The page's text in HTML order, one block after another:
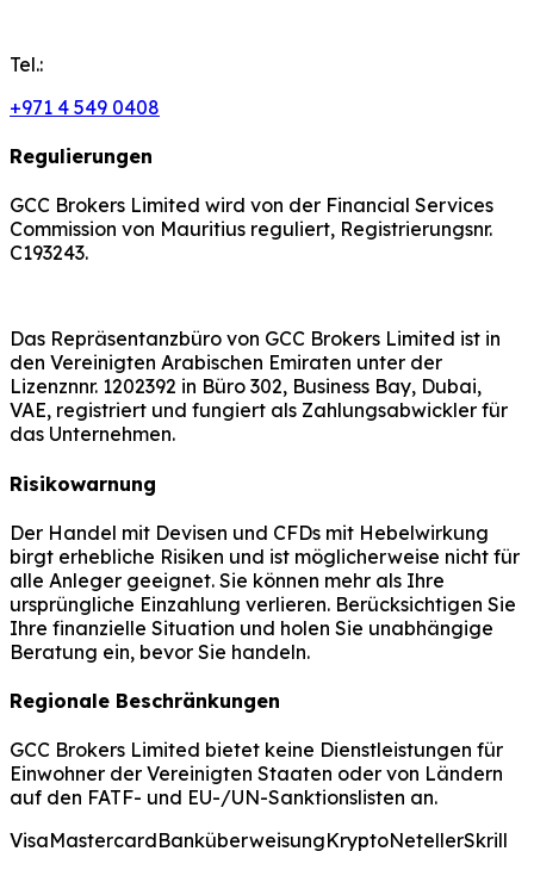
Tel.:
+971 4 549 0408
Regulierungen
GCC Brokers Limited wird von der Financial Services
Commission von Mauritius reguliert, Registrierungsnr.
C193243.
Das Repräsentanzbüro von GCC Brokers Limited ist in
den Vereinigten Arabischen Emiraten unter der
Lizenznnr. 1202392 in Büro 302, Business Bay, Dubai,
VAE, registriert und fungiert als Zahlungsabwickler für
das Unternehmen.
Risikowarnung
Der Handel mit Devisen und CFDs mit Hebelwirkung
birgt erhebliche Risiken und ist möglicherweise nicht für
alle Anleger geeignet. Sie können mehr als Ihre
ursprüngliche Einzahlung verlieren. Berücksichtigen Sie
Ihre finanzielle Situation und holen Sie unabhängige
Beratung ein, bevor Sie handeln.
Regionale Beschränkungen
GCC Brokers Limited bietet keine Dienstleistungen für
Einwohner der Vereinigten Staaten oder von Ländern
auf den FATF- und EU-/UN-Sanktionslisten an.
VisaMastercardBanküberweisungKryptoNetellerSkrill